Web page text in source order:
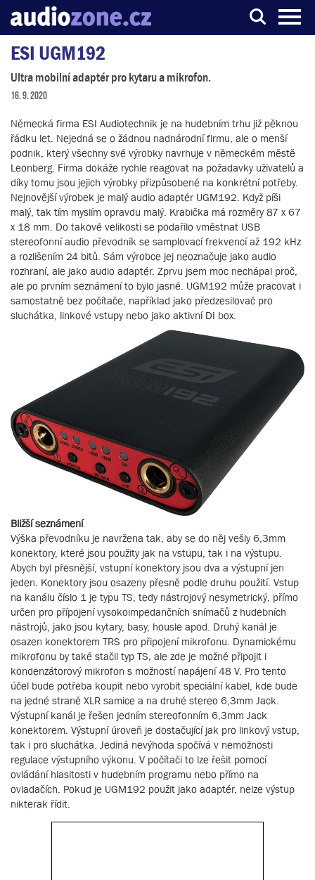
Server o digitálním zpracování zvuku
ESI UGM192
Ultra mobilní adaptér pro kytaru a mikrofon.
16. 9. 2020
Německá firma ESI Audiotechnik je na hudebním trhu již pěknou
řádku let. Nejedná se o žádnou nadnárodní firmu, ale o menší
podnik, který všechny své výrobky navrhuje v německém městě
Leonberg. Firma dokáže rychle reagovat na požadavky uživatelů a
díky tomu jsou jejich výrobky přizpůsobené na konkrétní potřeby.
Nejnovější výrobek je malý audio adaptér UGM192. Když píši
malý, tak tím myslím opravdu malý. Krabička má rozměry 87 x 67
x 18 mm. Do takové velikosti se podařilo vměstnat USB
stereofonní audio převodník se samplovací frekvencí až 192 kHz
a rozlišením 24 bitů. Sám výrobce jej neoznačuje jako audio
rozhraní, ale jako audio adaptér. Zprvu jsem moc nechápal proč,
ale po prvním seznámení to bylo jasné. UGM192 může pracovat i
samostatně bez počítače, například jako předzesilovač pro
sluchátka, linkové vstupy nebo jako aktivní DI box.
Bližší seznámení
Výška převodníku je navržena tak, aby se do něj vešly 6,3mm
konektory, které jsou použity jak na vstupu, tak i na výstupu.
Abych byl přesnější, vstupní konektory jsou dva a výstupní jen
jeden. Konektory jsou osazeny přesně podle druhu použití. Vstup
na kanálu číslo 1 je typu TS, tedy nástrojový nesymetrický, přímo
určen pro přípojení vysokoimpedančních snímačů z hudebních
nástrojů, jako jsou kytary, basy, housle apod. Druhý kanál je
osazen konektorem TRS pro připojení mikrofonu. Dynamickému
mikrofonu by také stačil typ TS, ale zde je možné připojit i
kondenzátorový mikrofon s možností napájení 48 V. Pro tento
účel bude potřeba koupit nebo vyrobit speciální kabel, kde bude
na jedné straně XLR samice a na druhé stereo 6,3mm Jack.
Výstupní kanál je řešen jedním stereofonním 6,3mm Jack
konektorem. Výstupní úroveň je dostačující jak pro linkový vstup,
tak i pro sluchátka. Jediná nevýhoda spočívá v nemožnosti
regulace výstupního výkonu. V počítači to lze řešit pomocí
ovládání hlasitosti v hudebním programu nebo přímo na
ovladačích. Pokud je UGM192 použit jako adaptér, nelze výstup
nikterak řídit.